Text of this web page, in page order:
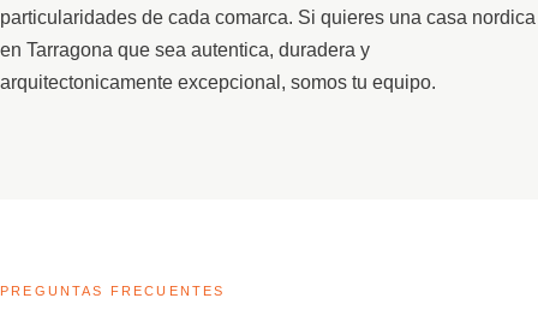
particularidades de cada comarca. Si quieres una casa nordica
en Tarragona que sea autentica, duradera y
arquitectonicamente excepcional, somos tu equipo.
PREGUNTAS FRECUENTES